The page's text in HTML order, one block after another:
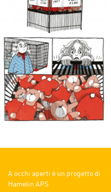
A occhi aperti è un progetto di
Hamelin APS